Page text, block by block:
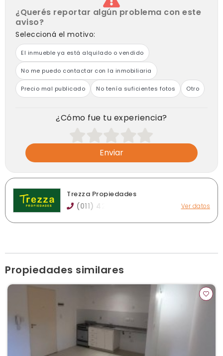
¿Querés reportar algún problema con este
aviso?
Seleccioná el motivo:
El inmueble ya está alquilado o vendido
No me puedo contactar con la inmobiliaria
Precio mal publicado No tenía suficientes fotos Otro
¿Cómo fue tu experiencia?
Enviar
Trezza Propiedades
(011) 42 Ver datos
Ver publicaciones de la inmobiliaria
Propiedades similares